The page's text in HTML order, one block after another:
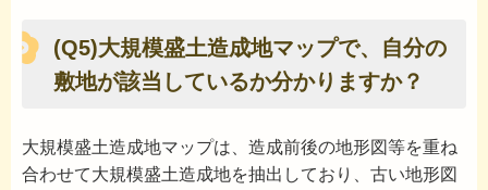
(Q5)大規模盛土造成地マップで、自分の
敷地が該当しているか分かりますか？
大規模盛土造成地マップは、造成前後の地形図等を重ね
合わせて大規模盛土造成地を抽出しており、古い地形図